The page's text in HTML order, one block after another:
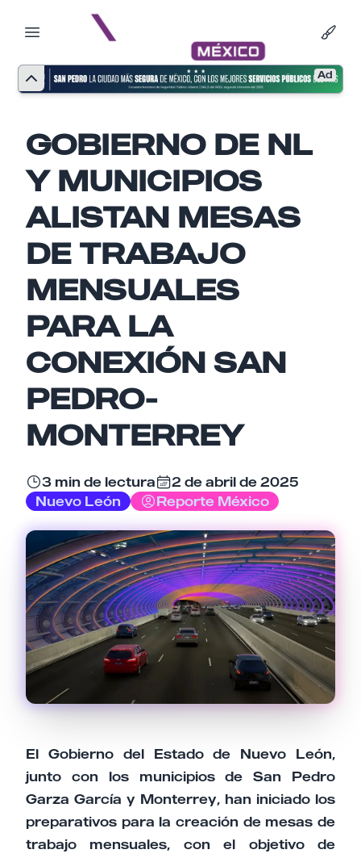
Ad
GOBIERNO DE NL
Y MUNICIPIOS
ALISTAN MESAS
DE TRABAJO
MENSUALES
PARA LA
CONEXIÓN SAN
PEDRO-
MONTERREY
3 min de lectura
2 de abril de 2025
Nuevo León
Reporte México
El Gobierno del Estado de Nuevo León,
junto con los municipios de San Pedro
Garza García y Monterrey, han iniciado los
preparativos para la creación de mesas de
trabajo mensuales, con el objetivo de
Nombre
Email
Tu comentario
Cancelar Enviar comentario